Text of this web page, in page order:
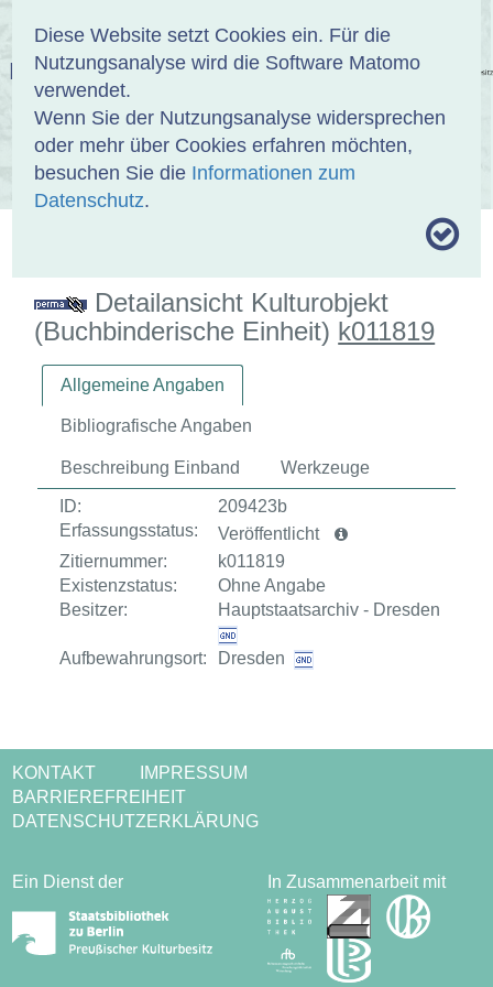
Diese Website setzt Cookies ein. Für die
Nutzungsanalyse wird die Software Matomo
verwendet.
Wenn Sie der Nutzungsanalyse widersprechen
oder mehr über Cookies erfahren möchten,
besuchen Sie die Informationen zum
Datenschutz.
EINBANDDATENBANK
ÜBER UNS SAMMLUNGEN SUCHE
Detailansicht Kulturobjekt
(Buchbinderische Einheit) k011819
Allgemeine Angaben
Bibliografische Angaben
Beschreibung Einband Werkzeuge
ID:
209423b
Erfassungsstatus:
Veröffentlicht
Zitiernummer:
k011819
Existenzstatus:
Ohne Angabe
Besitzer:
Hauptstaatsarchiv - Dresden
Aufbewahrungsort: Dresden
KONTAKT
IMPRESSUM
BARRIEREFREIHEIT
DATENSCHUTZERKLÄRUNG
Ein Dienst der In Zusammenarbeit mit